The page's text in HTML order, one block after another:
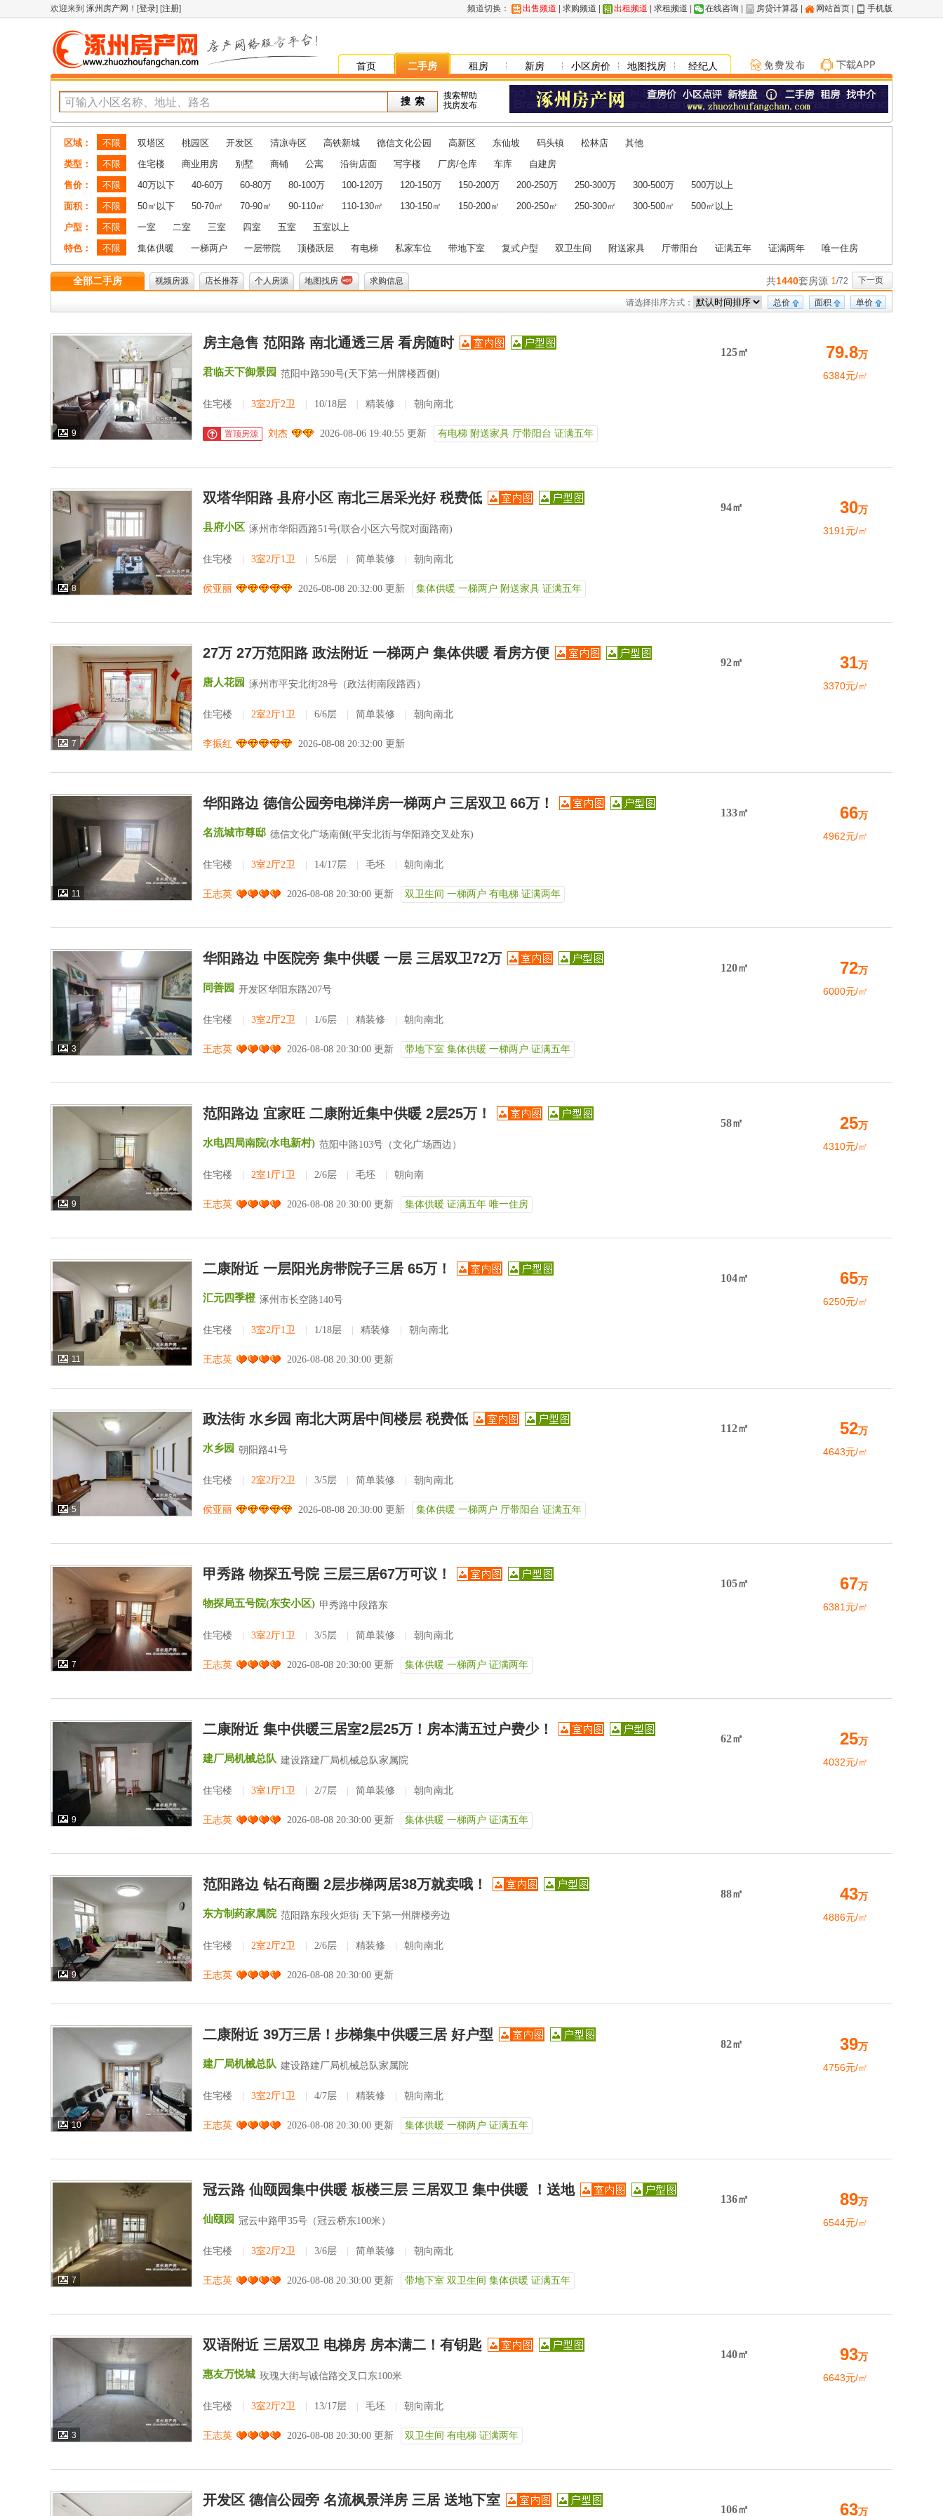
欢迎来到 涿州房产网 ！[登录] [注册] 频道切换： 出售频道 求购频道 出租频道 求租频道 在线咨询 房贷计算器 网站首页 手机版
首页 二手房 租房 新房 小区房价 地图找房 经纪人
搜索帮助
找房发布
区域： 不限 双塔区 桃园区 开发区 清凉寺区 高铁新城 德信文化公园 高新区 东仙坡 码头镇 松林店
其他
类型：
不限 住宅楼 商业用房 别墅 商铺 公寓 沿街店面 写字楼 厂房/仓库 车库
自建房
售价：
不限 40万以下 40-60万 60-80万 80-100万 100-120万 120-150万 150-200万 200-250万 250-300万 300-500万
500万以上
面积：
不限 50㎡以下 50-70㎡ 70-90㎡ 90-110㎡ 110-130㎡ 130-150㎡ 150-200㎡ 200-250㎡ 250-300㎡ 300-500㎡
500㎡以上
户型：
不限 一室 二室 三室 四室 五室
五室以上
特色：
不限 集体供暖 一梯两户 一层带院 顶楼跃层 有电梯 私家车位 带地下室 复式户型 双卫生间 附送家具 厅带阳台 证满五年 证满两年 唯一住房
全部二手房 视频房源 店长推荐 个人房源 地图找房 求购信息 下一页
1/72
共1440套房源
单价
面积
总价
请选择排序方式：
9
房主急售 范阳路 南北通透三居 看房随时
君临天下御景园 范阳中路590号(天下第一州牌楼西侧)
住宅楼 3室2厅2卫 10/18层 精装修 朝向南北
置顶房源 刘杰 2026-08-06 19:40:55 更新 有电梯 附送家具 厅带阳台 证满五年
125㎡ 79.8万
6384元/㎡
8
双塔华阳路 县府小区 南北三居采光好 税费低
县府小区 涿州市华阳西路51号(联合小区六号院对面路南)
住宅楼 3室2厅1卫 5/6层 简单装修 朝向南北
侯亚丽 2026-08-08 20:32:00 更新 集体供暖 一梯两户 附送家具 证满五年
94㎡ 30万
3191元/㎡
7
27万 27万范阳路 政法附近 一梯两户 集体供暖 看房方便
唐人花园 涿州市平安北街28号（政法街南段路西）
住宅楼 2室2厅1卫 6/6层 简单装修 朝向南北
李振红 2026-08-08 20:32:00 更新
92㎡ 31万
3370元/㎡
11
华阳路边 德信公园旁电梯洋房一梯两户 三居双卫 66万！
名流城市尊邸 德信文化广场南侧(平安北街与华阳路交叉处东)
住宅楼 3室2厅2卫 14/17层 毛坯 朝向南北
王志英 2026-08-08 20:30:00 更新 双卫生间 一梯两户 有电梯 证满两年
133㎡ 66万
4962元/㎡
3
华阳路边 中医院旁 集中供暖 一层 三居双卫72万
同善园 开发区华阳东路207号
住宅楼 3室2厅2卫 1/6层 精装修 朝向南北
王志英 2026-08-08 20:30:00 更新 带地下室 集体供暖 一梯两户 证满五年
120㎡ 72万
6000元/㎡
9
范阳路边 宜家旺 二康附近集中供暖 2层25万！
水电四局南院(水电新村) 范阳中路103号（文化广场西边）
住宅楼 2室1厅1卫 2/6层 毛坯 朝向南
王志英 2026-08-08 20:30:00 更新 集体供暖 证满五年 唯一住房
58㎡ 25万
4310元/㎡
11
二康附近 一层阳光房带院子三居 65万！
汇元四季橙 涿州市长空路140号
住宅楼 3室2厅1卫 1/18层 精装修 朝向南北
王志英 2026-08-08 20:30:00 更新
104㎡ 65万
6250元/㎡
5
政法街 水乡园 南北大两居中间楼层 税费低
水乡园 朝阳路41号
住宅楼 2室2厅2卫 3/5层 简单装修 朝向南北
侯亚丽 2026-08-08 20:30:00 更新 集体供暖 一梯两户 厅带阳台 证满五年
112㎡ 52万
4643元/㎡
7
甲秀路 物探五号院 三层三居67万可议！
物探局五号院(东安小区) 甲秀路中段路东
住宅楼 3室2厅1卫 3/5层 简单装修 朝向南北
王志英 2026-08-08 20:30:00 更新 集体供暖 一梯两户 证满两年
105㎡ 67万
6381元/㎡
9
二康附近 集中供暖三居室2层25万！房本满五过户费少！
建厂局机械总队 建设路建厂局机械总队家属院
住宅楼 3室1厅1卫 2/7层 简单装修 朝向南北
王志英 2026-08-08 20:30:00 更新 集体供暖 一梯两户 证满五年
62㎡ 25万
4032元/㎡
9
范阳路边 钻石商圈 2层步梯两居38万就卖哦！
东方制药家属院 范阳路东段火炬街 天下第一州牌楼旁边
住宅楼 2室2厅2卫 2/6层 精装修 朝向南北
王志英 2026-08-08 20:30:00 更新
88㎡ 43万
4886元/㎡
10
二康附近 39万三居！步梯集中供暖三居 好户型
建厂局机械总队 建设路建厂局机械总队家属院
住宅楼 3室2厅1卫 4/7层 精装修 朝向南北
王志英 2026-08-08 20:30:00 更新 集体供暖 一梯两户 证满五年
82㎡ 39万
4756元/㎡
7
冠云路 仙颐园集中供暖 板楼三层 三居双卫 集中供暖 ！送地
仙颐园 冠云中路甲35号（冠云桥东100米）
住宅楼 3室2厅2卫 3/6层 简单装修 朝向南北
王志英 2026-08-08 20:30:00 更新 带地下室 双卫生间 集体供暖 证满五年
136㎡ 89万
6544元/㎡
3
双语附近 三居双卫 电梯房 房本满二！有钥匙
惠友万悦城 玫瑰大街与诚信路交叉口东100米
住宅楼 3室2厅2卫 13/17层 毛坯 朝向南北
王志英 2026-08-08 20:30:00 更新 双卫生间 有电梯 证满两年
140㎡ 93万
6643元/㎡
开发区 德信公园旁 名流枫景洋房 三居 送地下室
106㎡ 63万